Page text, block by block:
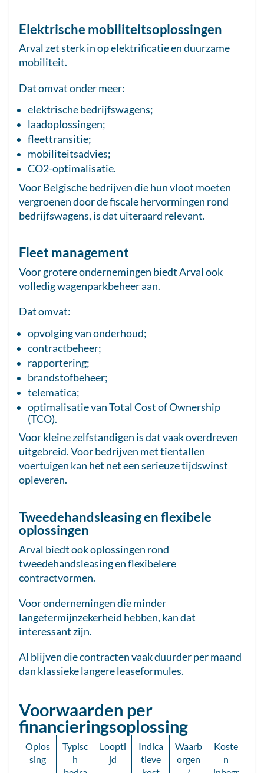
Elektrische mobiliteitsoplossingen
Arval zet sterk in op elektrificatie en duurzame
mobiliteit.
Dat omvat onder meer:
elektrische bedrijfswagens;
laadoplossingen;
fleettransitie;
mobiliteitsadvies;
CO2-optimalisatie.
Voor Belgische bedrijven die hun vloot moeten
vergroenen door de fiscale hervormingen rond
bedrijfswagens, is dat uiteraard relevant.
Fleet management
Voor grotere ondernemingen biedt Arval ook
volledig wagenparkbeheer aan.
Dat omvat:
opvolging van onderhoud;
contractbeheer;
rapportering;
brandstofbeheer;
telematica;
optimalisatie van Total Cost of Ownership
(TCO).
Voor kleine zelfstandigen is dat vaak overdreven
uitgebreid. Voor bedrijven met tientallen
voertuigen kan het net een serieuze tijdswinst
opleveren.
Tweedehandsleasing en flexibele
oplossingen
Arval biedt ook oplossingen rond
tweedehandsleasing en flexibelere
contractvormen.
Voor ondernemingen die minder
langetermijnzekerheid hebben, kan dat
interessant zijn.
Al blijven die contracten vaak duurder per maand
dan klassieke langere leaseformules.
Voorwaarden per
financieringsoplossing
Oplos
sing
Typisc
h
Loopti
jd
Indica
tieve
Waarb
orgen
Koste
n